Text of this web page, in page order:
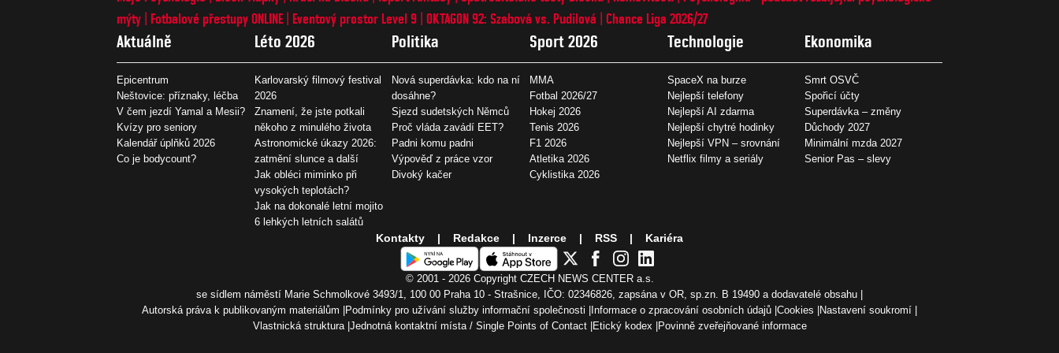
mýty
Fotbalové přestupy ONLINE Eventový prostor Level 9 OKTAGON 92: Szabová vs. Pudilová Chance Liga 2026/27
Aktuálně
Epicentrum
Neštovice: příznaky, léčba
V čem jezdí Yamal a Mesii?
Kvízy pro seniory
Kalendář úplňků 2026
Co je bodycount?
Léto 2026
Karlovarský filmový festival
2026
Znamení, že jste potkali
někoho z minulého života
Astronomické úkazy 2026:
zatmění slunce a další
Jak obléci miminko při
vysokých teplotách?
Jak na dokonalé letní mojito
6 lehkých letních salátů
Politika
Nová superdávka: kdo na ní
dosáhne?
Sjezd sudetských Němců
Proč vláda zavádí EET?
Padni komu padni
Výpověď z práce vzor
Divoký kačer
Sport 2026
MMA
Fotbal 2026/27
Hokej 2026
Tenis 2026
F1 2026
Atletika 2026
Cyklistika 2026
Technologie
SpaceX na burze
Nejlepší telefony
Nejlepší AI zdarma
Nejlepší chytré hodinky
Nejlepší VPN – srovnání
Netflix filmy a seriály
Ekonomika
Smrt OSVČ
Spořicí účty
Superdávka – změny
Důchody 2027
Minimální mzda 2027
Senior Pas – slevy
Kontakty Redakce Inzerce RSS Kariéra
© 2001 - 2026 Copyright CZECH NEWS CENTER a.s.
se sídlem náměstí Marie Schmolkové 3493/1, 100 00 Praha 10 - Strašnice, IČO: 02346826, zapsána v OR, sp.zn. B 19490 a dodavatelé obsahu
Autorská práva k publikovaným materiálům
Podmínky pro užívání služby informační společnosti Informace o zpracování osobních údajů Cookies
Nastavení soukromí
Vlastnická struktura Jednotná kontaktní místa / Single Points of Contact Etický kodex Povinně zveřejňované informace